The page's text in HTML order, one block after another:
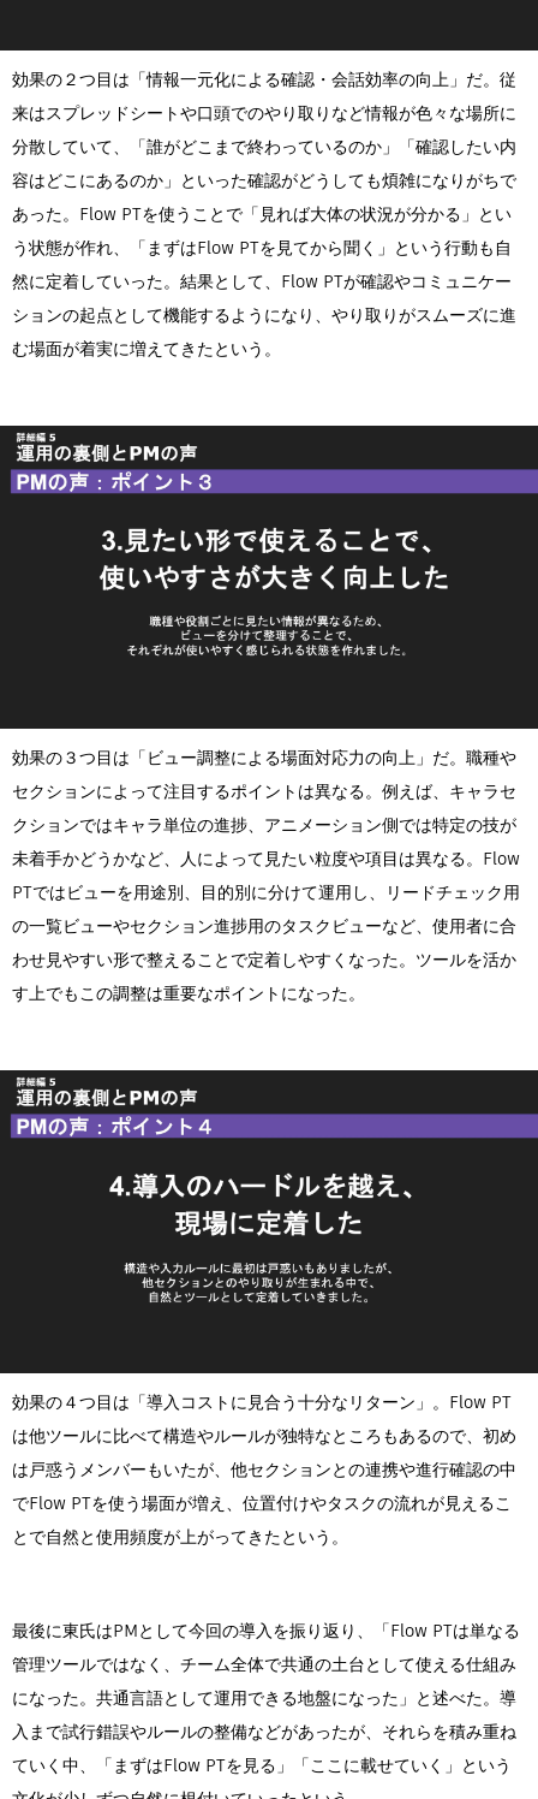
効果の２つ目は「情報一元化による確認・会話効率の向上」だ。従
来はスプレッドシートや口頭でのやり取りなど情報が色々な場所に
分散していて、「誰がどこまで終わっているのか」「確認したい内
容はどこにあるのか」といった確認がどうしても煩雑になりがちで
あった。Flow PTを使うことで「見れば大体の状況が分かる」とい
う状態が作れ、「まずはFlow PTを見てから聞く」という行動も自
然に定着していった。結果として、Flow PTが確認やコミュニケー
ションの起点として機能するようになり、やり取りがスムーズに進
む場面が着実に増えてきたという。
効果の３つ目は「ビュー調整による場面対応力の向上」だ。職種や
セクションによって注目するポイントは異なる。例えば、キャラセ
クションではキャラ単位の進捗、アニメーション側では特定の技が
未着手かどうかなど、人によって見たい粒度や項目は異なる。Flow
PTではビューを用途別、目的別に分けて運用し、リードチェック用
の一覧ビューやセクション進捗用のタスクビューなど、使用者に合
わせ見やすい形で整えることで定着しやすくなった。ツールを活か
す上でもこの調整は重要なポイントになった。
効果の４つ目は「導入コストに見合う十分なリターン」。Flow PT
は他ツールに比べて構造やルールが独特なところもあるので、初め
は戸惑うメンバーもいたが、他セクションとの連携や進行確認の中
でFlow PTを使う場面が増え、位置付けやタスクの流れが見えるこ
とで自然と使用頻度が上がってきたという。
最後に東氏はPMとして今回の導入を振り返り、「Flow PTは単なる
管理ツールではなく、チーム全体で共通の土台として使える仕組み
になった。共通言語として運用できる地盤になった」と述べた。導
入まで試行錯誤やルールの整備などがあったが、それらを積み重ね
ていく中、「まずはFlow PTを見る」「ここに載せていく」という